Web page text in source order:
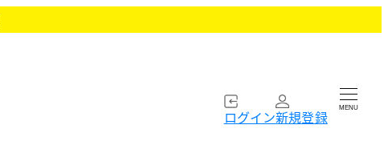
ログイン新規登録 MENU